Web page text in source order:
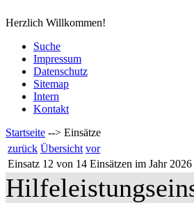
Herzlich Willkommen!
Suche
Impressum
Datenschutz
Sitemap
Intern
Kontakt
Startseite --> Einsätze
zurück Übersicht vor
Einsatz 12 von 14 Einsätzen im Jahr 2026